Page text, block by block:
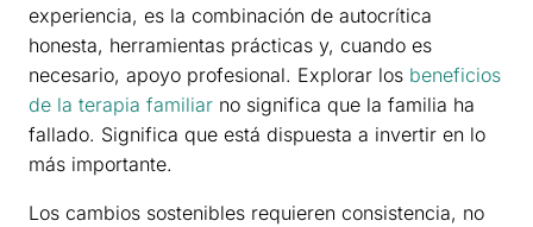
experiencia, es la combinación de autocrítica
honesta, herramientas prácticas y, cuando es
necesario, apoyo profesional. Explorar los beneficios
de la terapia familiar no significa que la familia ha
fallado. Significa que está dispuesta a invertir en lo
más importante.
Los cambios sostenibles requieren consistencia, no